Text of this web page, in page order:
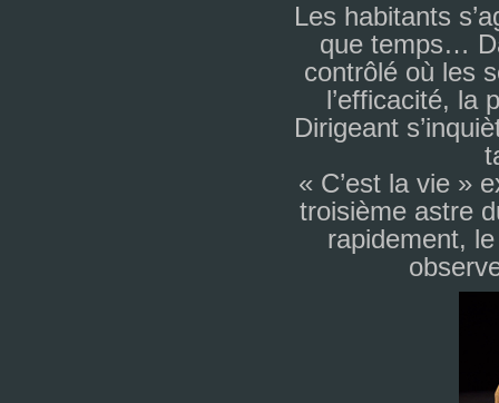
Les habi­tants
que temps…
contrôlé où les
l’effi­ca­cité, la
Dirigeant
« C’est la vie »
troi­sième astre
rapi­de­ment,